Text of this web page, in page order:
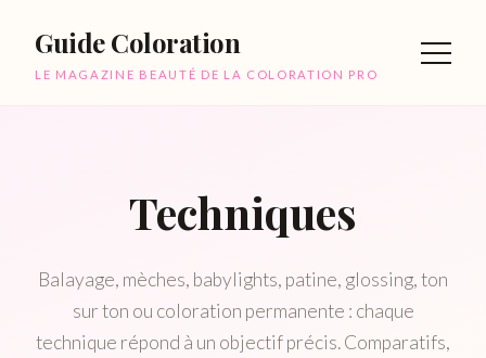
Guide Coloration
LE MAGAZINE BEAUTÉ DE LA COLORATION PRO
Techniques
Balayage, mèches, babylights, patine, glossing, ton
sur ton ou coloration permanente : chaque
technique répond à un objectif précis. Comparatifs,